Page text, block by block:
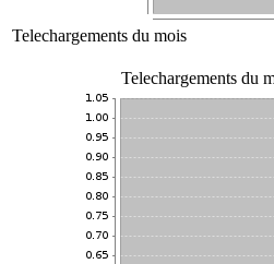
Telechargements du mois
Telechargements du